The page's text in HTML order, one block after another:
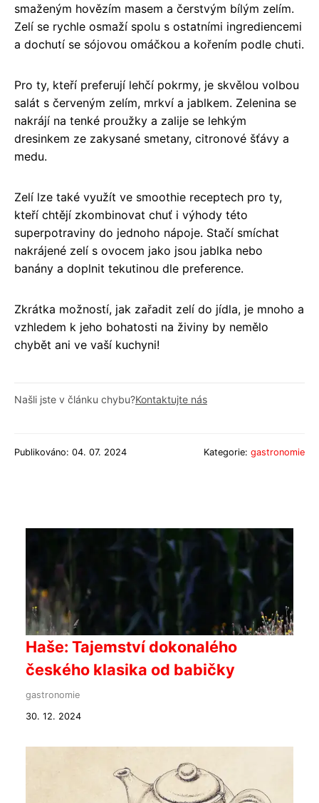
smaženým hovězím masem a čerstvým bílým zelím.
Zelí se rychle osmaží spolu s ostatními ingrediencemi
a dochutí se sójovou omáčkou a kořením podle chuti.
Pro ty, kteří preferují lehčí pokrmy, je skvělou volbou
salát s červeným zelím, mrkví a jablkem. Zelenina se
nakrájí na tenké proužky a zalije se lehkým
dresinkem ze zakysané smetany, citronové šťávy a
medu.
Zelí lze také využít ve smoothie receptech pro ty,
kteří chtějí zkombinovat chuť i výhody této
superpotraviny do jednoho nápoje. Stačí smíchat
nakrájené zelí s ovocem jako jsou jablka nebo
banány a doplnit tekutinou dle preference.
Zkrátka možností, jak zařadit zelí do jídla, je mnoho a
vzhledem k jeho bohatosti na živiny by nemělo
chybět ani ve vaší kuchyni!
Našli jste v článku chybu?Kontaktujte nás
Publikováno: 04. 07. 2024 Kategorie: gastronomie
Haše: Tajemství dokonalého
českého klasika od babičky
gastronomie
30. 12. 2024